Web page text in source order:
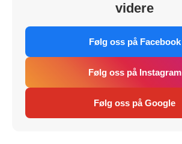
videre
Følg oss på Facebook
Følg oss på Instagram
Følg oss på Google